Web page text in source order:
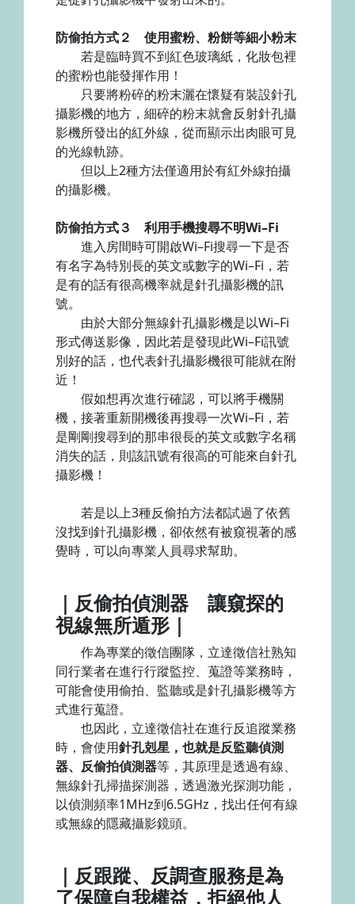
防偷拍方式２ 使用蜜粉、粉餅等細小粉末
若是臨時買不到紅色玻璃紙，化妝包裡
的蜜粉也能發揮作用！
只要將粉碎的粉末灑在懷疑有裝設針孔
攝影機的地方，細碎的粉末就會反射針孔攝
影機所發出的紅外線，從而顯示出肉眼可見
的光線軌跡。
但以上2種方法僅適用於有紅外線拍攝
的攝影機。
防偷拍方式３ 利用手機搜尋不明Wi–Fi
進入房間時可開啟Wi–Fi搜尋一下是否
有名字為特別長的英文或數字的Wi–Fi，若
是有的話有很高機率就是針孔攝影機的訊
號。
由於大部分無線針孔攝影機是以Wi–Fi
形式傳送影像，因此若是發現此Wi–Fi訊號
別好的話，也代表針孔攝影機很可能就在附
近！
假如想再次進行確認，可以將手機關
機，接著重新開機後再搜尋一次Wi–Fi，若
是剛剛搜尋到的那串很長的英文或數字名稱
消失的話，則該訊號有很高的可能來自針孔
攝影機！
若是以上3種反偷拍方法都試過了依舊
沒找到針孔攝影機，卻依然有被窺視著的感
覺時，可以向專業人員尋求幫助。
｜反偷拍偵測器 讓窺探的
視線無所遁形｜
作為專業的徵信團隊，立達徵信社熟知
同行業者在進行行蹤監控、蒐證等業務時，
可能會使用偷拍、監聽或是針孔攝影機等方
式進行蒐證。
也因此，立達徵信社在進行反追蹤業務
時，會使用針孔剋星，也就是反監聽偵測
器、反偷拍偵測器等，其原理是透過有線、
無線針孔掃描探測器，透過激光探測功能，
以偵測頻率1MHz到6.5GHz，找出任何有線
或無線的隱藏攝影鏡頭。
｜反跟蹤、反調查服務是為
了保障自我權益，拒絕他人